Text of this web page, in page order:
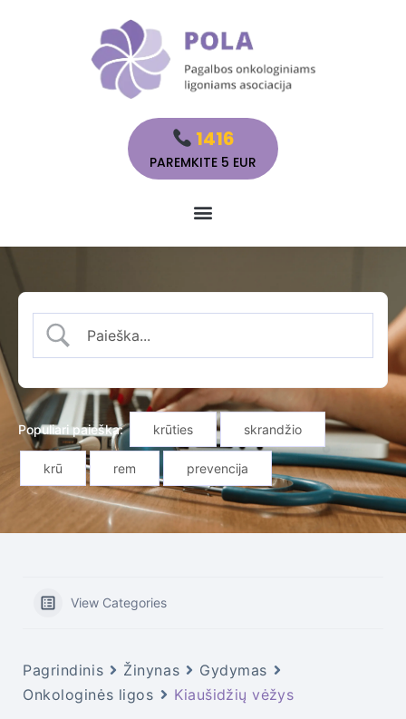
1416
PAREMKITE 5 EUR
Populiari paieška: krūties skrandžio
krū rem prevencija
View Categories
Pagrindinis Žinynas
Gydymas
Onkologinės ligos
Kiaušidžių vėžys